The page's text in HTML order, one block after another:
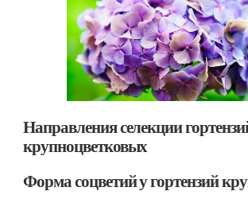
Направления селекции
крупноцветковых
Форма соцветий у гортензий